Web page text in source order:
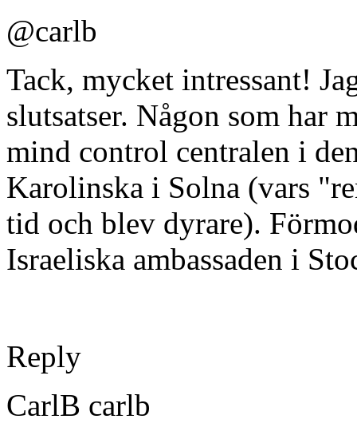
@carlb
Tack, mycket intressant!
slutsatser. Någon som har
mind control centralen i
Karolinska i Solna (vars
tid och blev dyrare).
Israeliska ambassaden i
Reply
CarlB carlb